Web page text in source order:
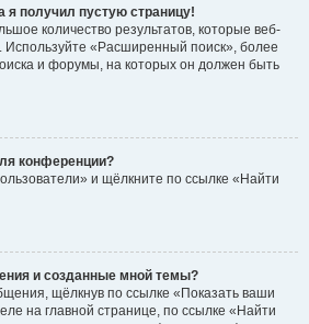
я получил пустую страницу!
количество результатов, которые веб-
Используйте «Расширенный поиск», более
и форумы, на которых он должен быть
конференции?
и щёлкните по ссылке «Найти
и созданные мной темы?
щёлкнув по ссылке «Показать ваши
на главной странице, по ссылке «Найти